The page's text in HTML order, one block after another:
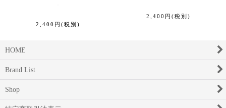
2,400 円 (税別)
2,400 円 (税別)
HOME
Brand List
Shop